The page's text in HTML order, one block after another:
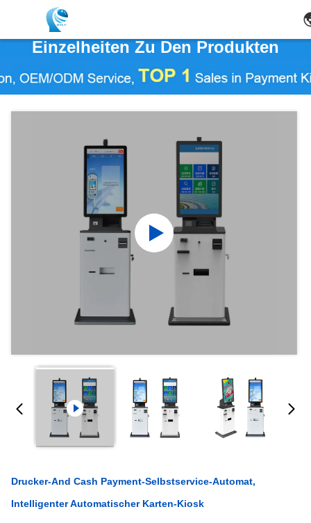
Einzelheiten Zu Den Produkten
Drucker-And Cash Payment-Selbstservice-Automat,
Intelligenter Automatischer Karten-Kiosk